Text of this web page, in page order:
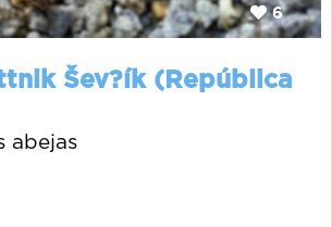
6
Šev?ík (República
abejas